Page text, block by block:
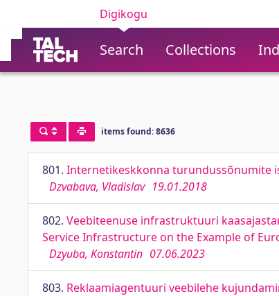
Digikogu
Search Collections
items found: 8636
801. Internetikeskkonna turundussõnumite
Dzvabava, Vladislav 19.01.2018
802. Veebiteenuse infrastruktuuri
Service Infrastructure on the Example of
Dzyuba, Konstantin 07.06.2023
803. Reklaamiagentuuri veebilehe